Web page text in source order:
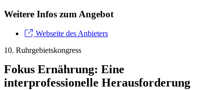
Weitere Infos zum Angebot
Webseite des Anbieters
10. Ruhrgebietskongress
Fokus Ernährung: Eine
interprofessionelle Herausforderung